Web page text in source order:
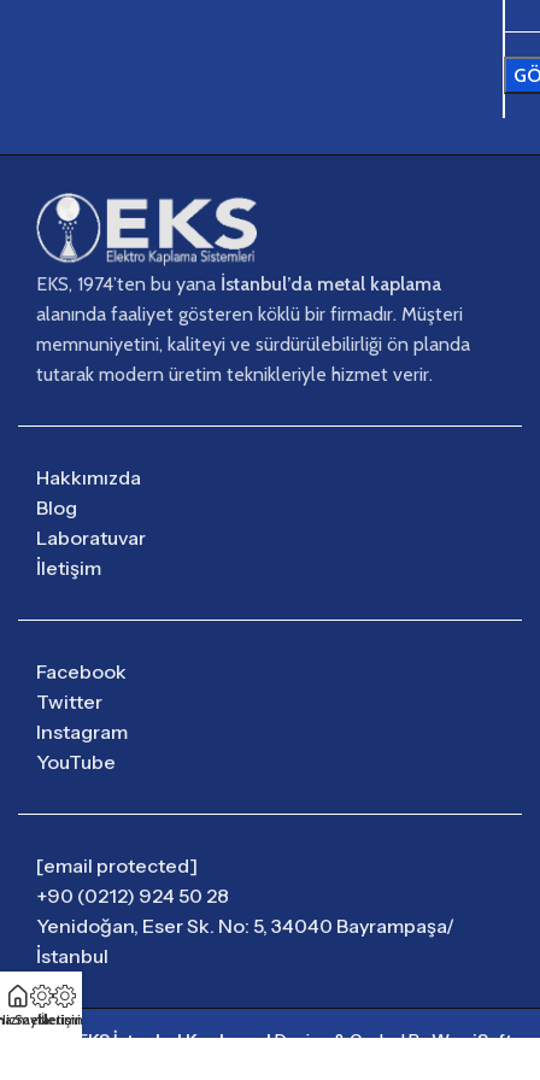
EKS, 1974’ten bu yana İstanbul’da metal kaplama
alanında faaliyet gösteren köklü bir firmadır. Müşteri
memnuniyetini, kaliteyi ve sürdürülebilirliği ön planda
tutarak modern üretim teknikleriyle hizmet verir.
Hakkımızda
Blog
Laboratuvar
İletişim
Facebook
Twitter
Instagram
YouTube
[email protected]
+90 (0212) 924 50 28
Yenidoğan, Eser Sk. No: 5, 34040 Bayrampaşa/
İstanbul
EKS İstanbul Kaplama|Design & Coded ByWuwiSoft
Sayfaİletişim